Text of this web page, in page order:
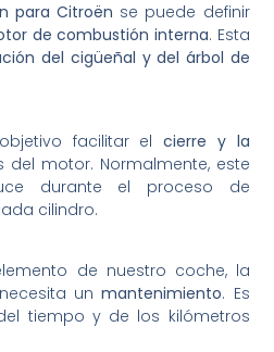
para Citroën se puede definir
de combustión interna. Esta
del cigüeñal y del árbol de
facilitar elcierre y la
del motor. Normalmente, este
durante el proceso de
cilindro.
de nuestro coche, la
unmantenimiento. Es
tiempo y de los kilómetros